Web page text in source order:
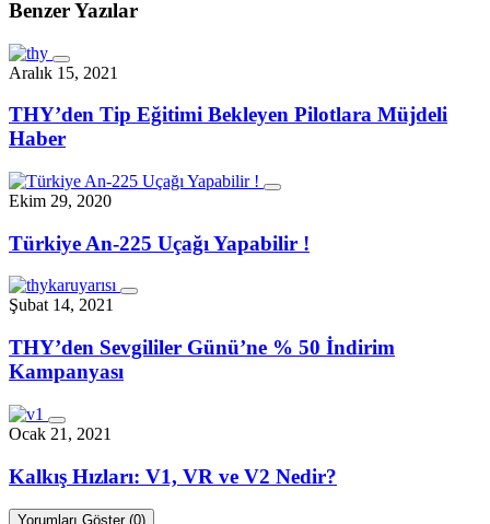
Benzer Yazılar
Aralık 15, 2021
THY’den Tip Eğitimi Bekleyen Pilotlara Müjdeli
Haber
Ekim 29, 2020
Türkiye An-225 Uçağı Yapabilir !
Şubat 14, 2021
THY’den Sevgililer Günü’ne % 50 İndirim
Kampanyası
Ocak 21, 2021
Kalkış Hızları: V1, VR ve V2 Nedir?
Yorumları Göster (0)